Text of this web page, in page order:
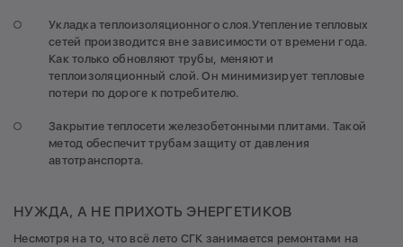
Укладка теплоизоляционного слоя.Утепление тепловых
сетей производится вне зависимости от времени года.
Как только обновляют трубы, меняют и
теплоизоляционный слой. Он минимизирует тепловые
потери по дороге к потребителю.
Закрытие теплосети железобетонными плитами. Такой
метод обеспечит трубам защиту от давления
автотранспорта.
НУЖДА, А НЕ ПРИХОТЬ ЭНЕРГЕТИКОВ
Несмотря на то, что всё лето СГК занимается ремонтами на